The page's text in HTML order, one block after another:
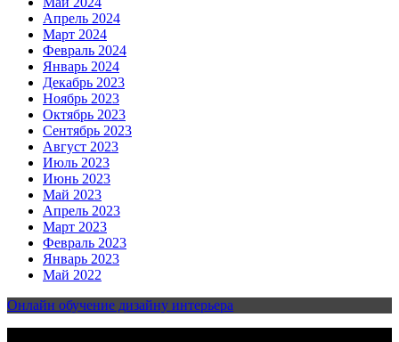
Апрель 2024
Март 2024
Февраль 2024
Январь 2024
Декабрь 2023
Ноябрь 2023
Октябрь 2023
Сентябрь 2023
Август 2023
Июль 2023
Июнь 2023
Май 2023
Апрель 2023
Март 2023
Февраль 2023
Январь 2023
Май 2022
Онлайн обучение дизайну интерьера